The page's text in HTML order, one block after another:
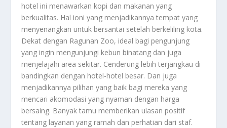
hotel ini menawarkan kopi dan makanan yang
berkualitas. Hal ioni yang menjadikannya tempat yang
menyenangkan untuk bersantai setelah berkeliling kota.
Dekat dengan Ragunan Zoo, ideal bagi pengunjung
yang ingin mengunjungi kebun binatang dan juga
menjelajahi area sekitar. Cenderung lebih terjangkau di
bandingkan dengan hotel-hotel besar. Dan juga
menjadikannya pilihan yang baik bagi mereka yang
mencari akomodasi yang nyaman dengan harga
bersaing. Banyak tamu memberikan ulasan positif
tentang layanan yang ramah dan perhatian dari staf.